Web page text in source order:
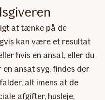
at tænke på de
kan være et resultat
hvis en ansat, eller du
ansat syg, findes der
alt imens at de
afgifter, husleje,